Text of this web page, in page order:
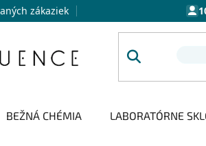
zákaziek
BEŽNÁ CHÉMIA LABORATÓRNE